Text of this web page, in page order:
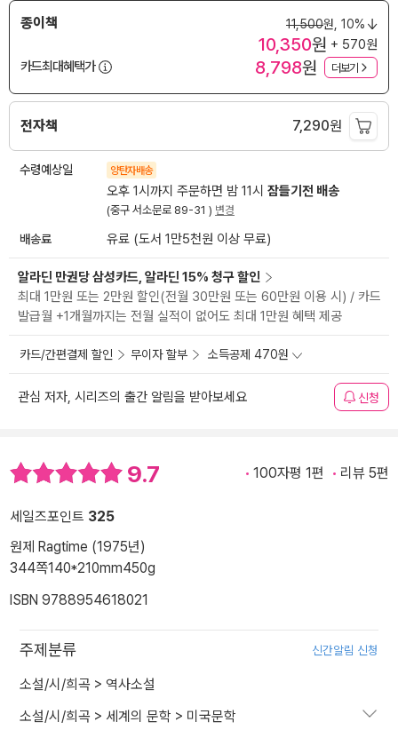
종이책 11,500원, 10%
10,350원 + 570원
카드최대혜택가
8,798원 더보기
전자책 7,290원
수령예상일 양탄자배송
오후 1시까지 주문하면 밤 11시 잠들기전 배송
(중구 서소문로 89-31 ) 변경
배송료 유료 (도서 1만5천원 이상 무료)
알라딘 만권당 삼성카드, 알라딘 15% 청구 할인
최대 1만원 또는 2만원 할인(전월 30만원 또는 60만원 이용 시) / 카드
발급월 +1개월까지는 전월 실적이 없어도 최대 1만원 혜택 제공
카드/간편결제 할인 무이자 할부 소득공제 470원
관심 저자, 시리즈의 출간 알림을 받아보세요 신청
9.7 100자평 1편 리뷰 5편
세일즈포인트 325
원제 Ragtime (1975년)
344쪽140*210mm450g
ISBN 9788954618021
주제분류 신간알림 신청
소설/시/희곡 > 역사소설
소설/시/희곡 > 세계의 문학 > 미국문학